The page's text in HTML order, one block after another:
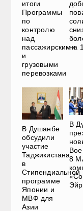
итоги
Программы
по
контролю
над
пассажирскими
и
грузовыми
перевозками
на
В Душанбе
обсудили
участие
Таджикистана
в
Стипендиальной
программе
Японии и
МВФ для
Азии
В
8